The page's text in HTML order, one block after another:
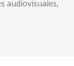
audiovisuales,
integral
grabacion,
venta y
de decoracion y